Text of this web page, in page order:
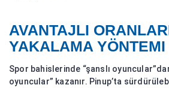
AVANTAJLI
YAKALAMA YÖNTEMI
Spor bahislerinde “şanslı
oyuncular” kazanır. Pinup’ta